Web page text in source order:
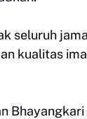
seluruh
kualitas